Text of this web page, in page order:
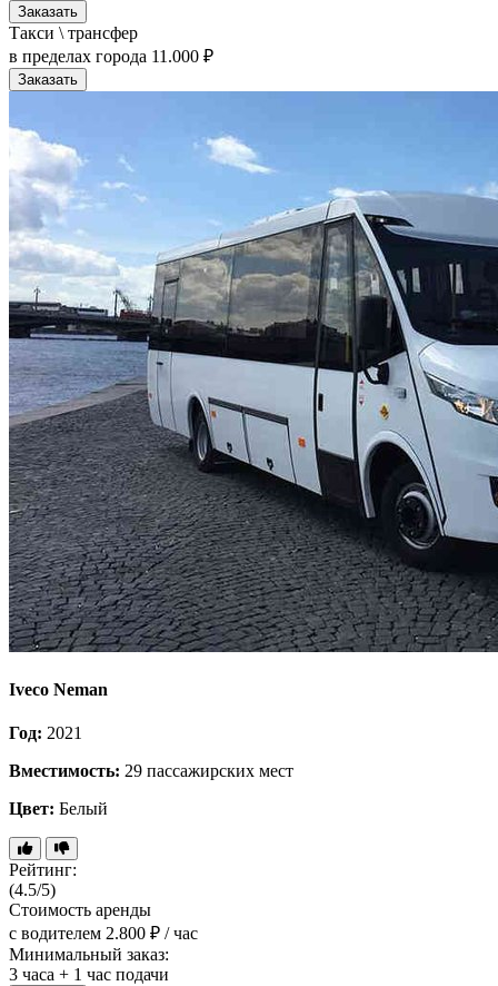
Заказать
Такси \ трансфер
в пределах города 11.000 ₽
Заказать
Iveco Neman
Год: 2021
Вместимость: 29 пассажирских мест
Цвет: Белый
Рейтинг:
(4.5/5)
Стоимость аренды
с водителем 2.800 ₽ / час
Минимальный заказ:
3 часа + 1 час подачи